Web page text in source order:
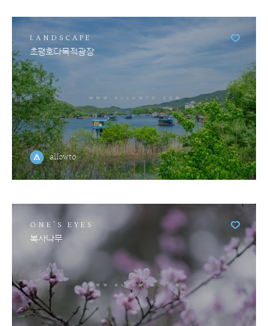
LANDSCAPE
초평호다목적광장
allowto
ONE'S EYES
복사나무